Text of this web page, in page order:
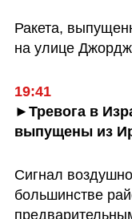
Ракета,
на улице
19:41
►Тревога в
выпущены из
Сигнал
большинстве